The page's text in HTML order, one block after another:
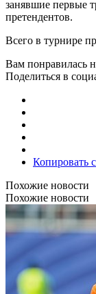
занявшие первые
претендентов.
Всего в турнире
Вам понравилась
Поделиться в
Копировать
Похожие новости
Похожие новости